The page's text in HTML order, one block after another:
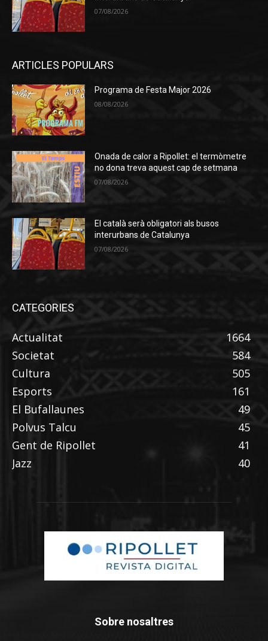
07/08/2026
ARTICLES POPULARS
Programa de Festa Major 2026
08/08/2026
Onada de calor a Ripollet: el termòmetre
no dona treva aquest cap de setmana
07/08/2026
El català serà obligatori als busos
interurbans de Catalunya
07/08/2026
CATEGORIES
Actualitat
1664
Societat
584
Cultura
505
Esports
161
El Bufallaunes
49
Polvus Talcu
45
Gent de Ripollet
41
Jazz
40
Sobre nosaltres